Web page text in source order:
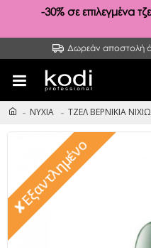
-30% σε επιλεγμένα
Δωρεάν αποστολή
ΝΥΧΙΑ ΤΖΕΛ ΒΕΡΝΙΚΙΑ
✘Εξαντλημένο